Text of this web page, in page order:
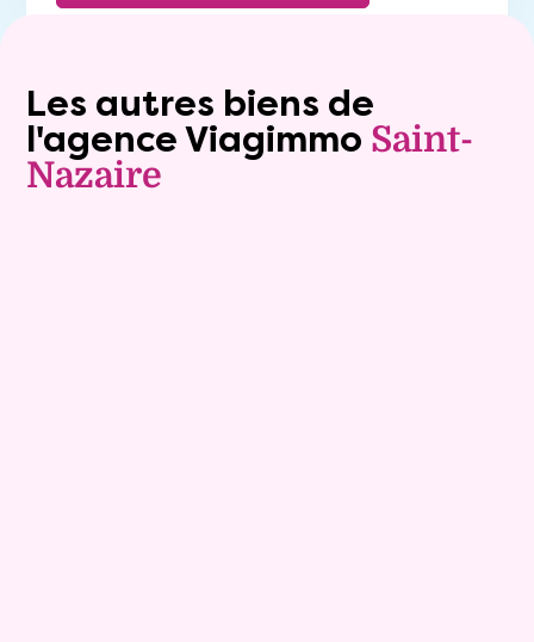
Les autres biens de
l'agence Viagimmo Saint-
Nazaire